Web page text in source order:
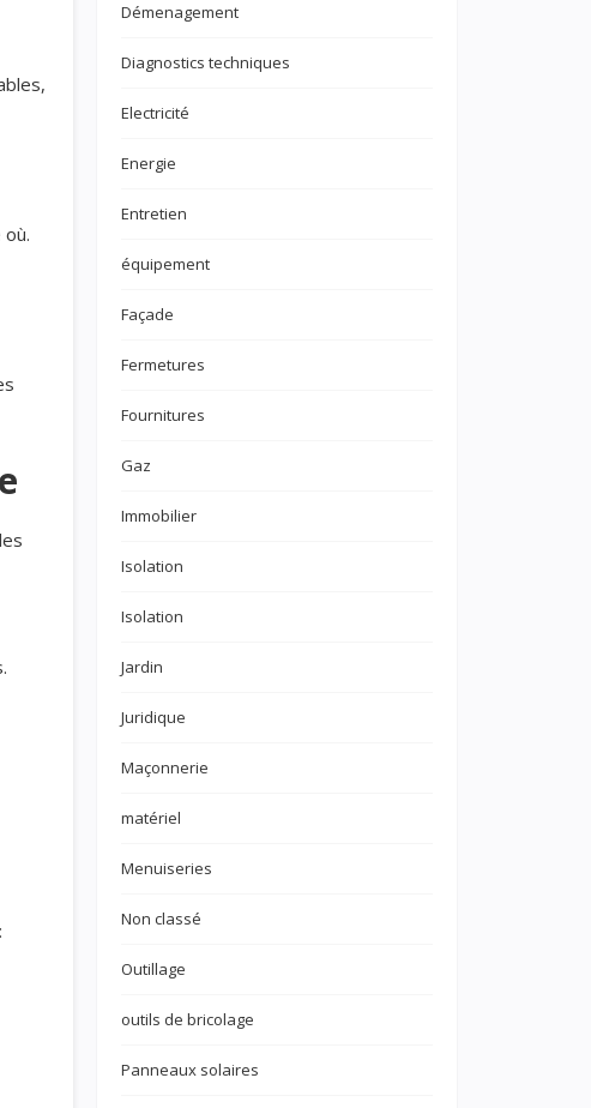
Démenagement
Diagnostics techniques
Electricité
Energie
Entretien
équipement
Façade
Fermetures
Fournitures
Gaz
Immobilier
Isolation
Isolation
Jardin
Juridique
Maçonnerie
matériel
Menuiseries
Non classé
Outillage
outils de bricolage
Panneaux solaires